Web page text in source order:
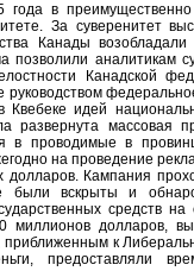
года в
За суверенитет
Канады
позволили аналитикам
Канадской
идей
массовая
в проводимые в
на проведение
долларов. Кампания
вскрыты и
средств
долларов,
к
предоставляли